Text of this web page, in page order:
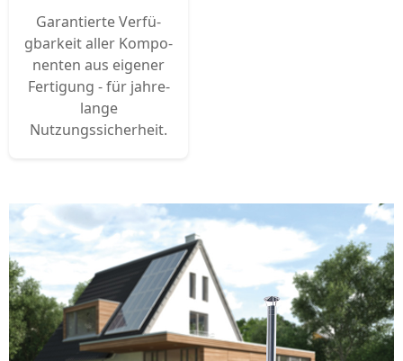
Garantierte Verfü­
gbarkeit aller Kompo­
nenten aus ei­gener
Fertigung - für jahre­
lange
Nutzungssicherheit.